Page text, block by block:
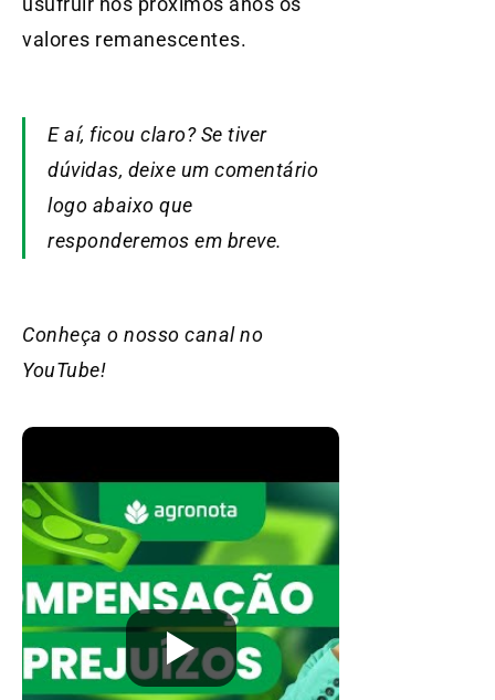
valores remanescentes.
E aí, ficou claro? Se tiver
dúvidas, deixe um comentário
logo abaixo que
responderemos em breve.
Conheça o nosso canal no
YouTube!